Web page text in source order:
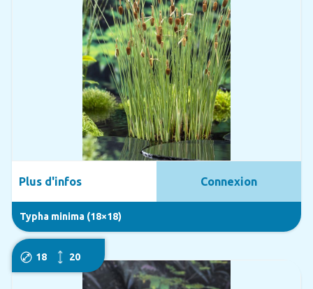
Typha minima (18×18)
Plus d'infos Connexion
18 20